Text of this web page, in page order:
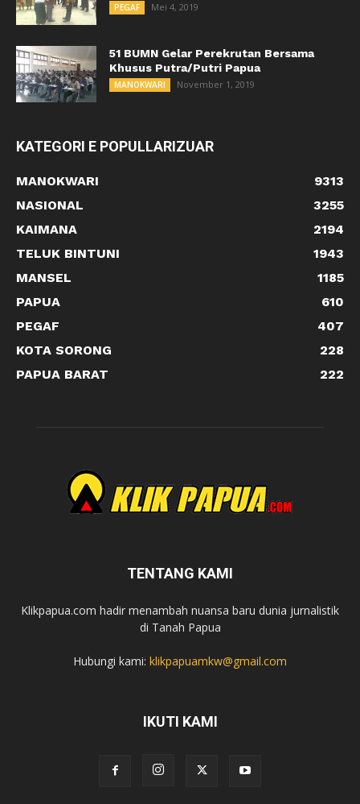
PEGAF Mei 4, 2019
51 BUMN Gelar Perekrutan Bersama
Khusus Putra/Putri Papua
MANOKWARI November 1, 2019
KATEGORI E POPULLARIZUAR
MANOKWARI
9313
NASIONAL
3255
KAIMANA
2194
TELUK BINTUNI
1943
MANSEL
1185
PAPUA
610
PEGAF
407
KOTA SORONG
228
PAPUA BARAT
222
TENTANG KAMI
Klikpapua.com hadir menambah nuansa baru dunia jurnalistik
di Tanah Papua
Hubungi kami: klikpapuamkw@gmail.com
IKUTI KAMI